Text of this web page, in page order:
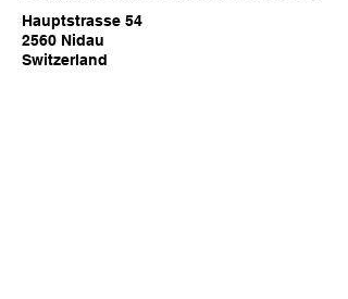
Hauptstrasse 54
2560 Nidau
Switzerland